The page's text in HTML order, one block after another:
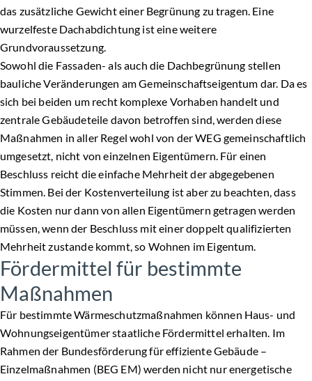
das zusätzliche Gewicht einer Begrünung zu tragen. Eine
wurzelfeste Dachabdichtung ist eine weitere
Grundvoraussetzung.
Sowohl die Fassaden- als auch die Dachbegrünung stellen
bauliche Veränderungen am Gemeinschaftseigentum dar. Da es
sich bei beiden um recht komplexe Vorhaben handelt und
zentrale Gebäudeteile davon betroffen sind, werden diese
Maßnahmen in aller Regel wohl von der WEG gemeinschaftlich
umgesetzt, nicht von einzelnen Eigentümern. Für einen
Beschluss reicht die einfache Mehrheit der abgegebenen
Stimmen. Bei der Kostenverteilung ist aber zu beachten, dass
die Kosten nur dann von allen Eigentümern getragen werden
müssen, wenn der Beschluss mit einer doppelt qualifizierten
Mehrheit zustande kommt, so Wohnen im Eigentum.
Fördermittel für bestimmte
Maßnahmen
Für bestimmte Wärmeschutzmaßnahmen können Haus- und
Wohnungseigentümer staatliche Fördermittel erhalten. Im
Rahmen der Bundesförderung für effiziente Gebäude –
Einzelmaßnahmen (BEG EM) werden nicht nur energetische